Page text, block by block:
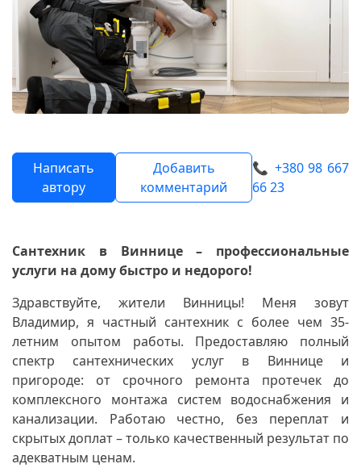
Написать
автору
Добавить
комментарий
📞 +380 98 667
66 23
Сантехник в Виннице – профессиональные
услуги на дому быстро и недорого!
Здравствуйте, жители Винницы! Меня зовут
Владимир, я частный сантехник с более чем 35-
летним опытом работы. Предоставляю полный
спектр сантехнических услуг в Виннице и
пригороде: от срочного ремонта протечек до
комплексного монтажа систем водоснабжения и
канализации. Работаю честно, без переплат и
скрытых доплат – только качественный результат по
адекватным ценам.